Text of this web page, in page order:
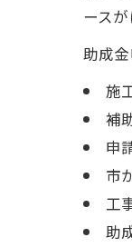
ースが
助成
施
補
申
市
工
助